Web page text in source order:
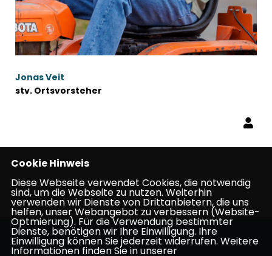
Jonas Veit
stv. Ortsvorsteher
Cookie Hinweis
Diese Webseite verwendet Cookies, die notwendig
sind, um die Webseite zu nutzen. Weiterhin
verwenden wir Dienste von Drittanbietern, die uns
helfen, unser Webangebot zu verbessern (Website-
Optmierung). Für die Verwendung bestimmter
Dienste, benötigen wir Ihre Einwilligung. Ihre
Einwilligung können Sie jederzeit widerrufen. Weitere
Informationen finden Sie in unserer